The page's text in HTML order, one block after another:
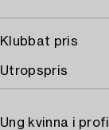
Klubbat pris
Utropspris
Ung kvinna i